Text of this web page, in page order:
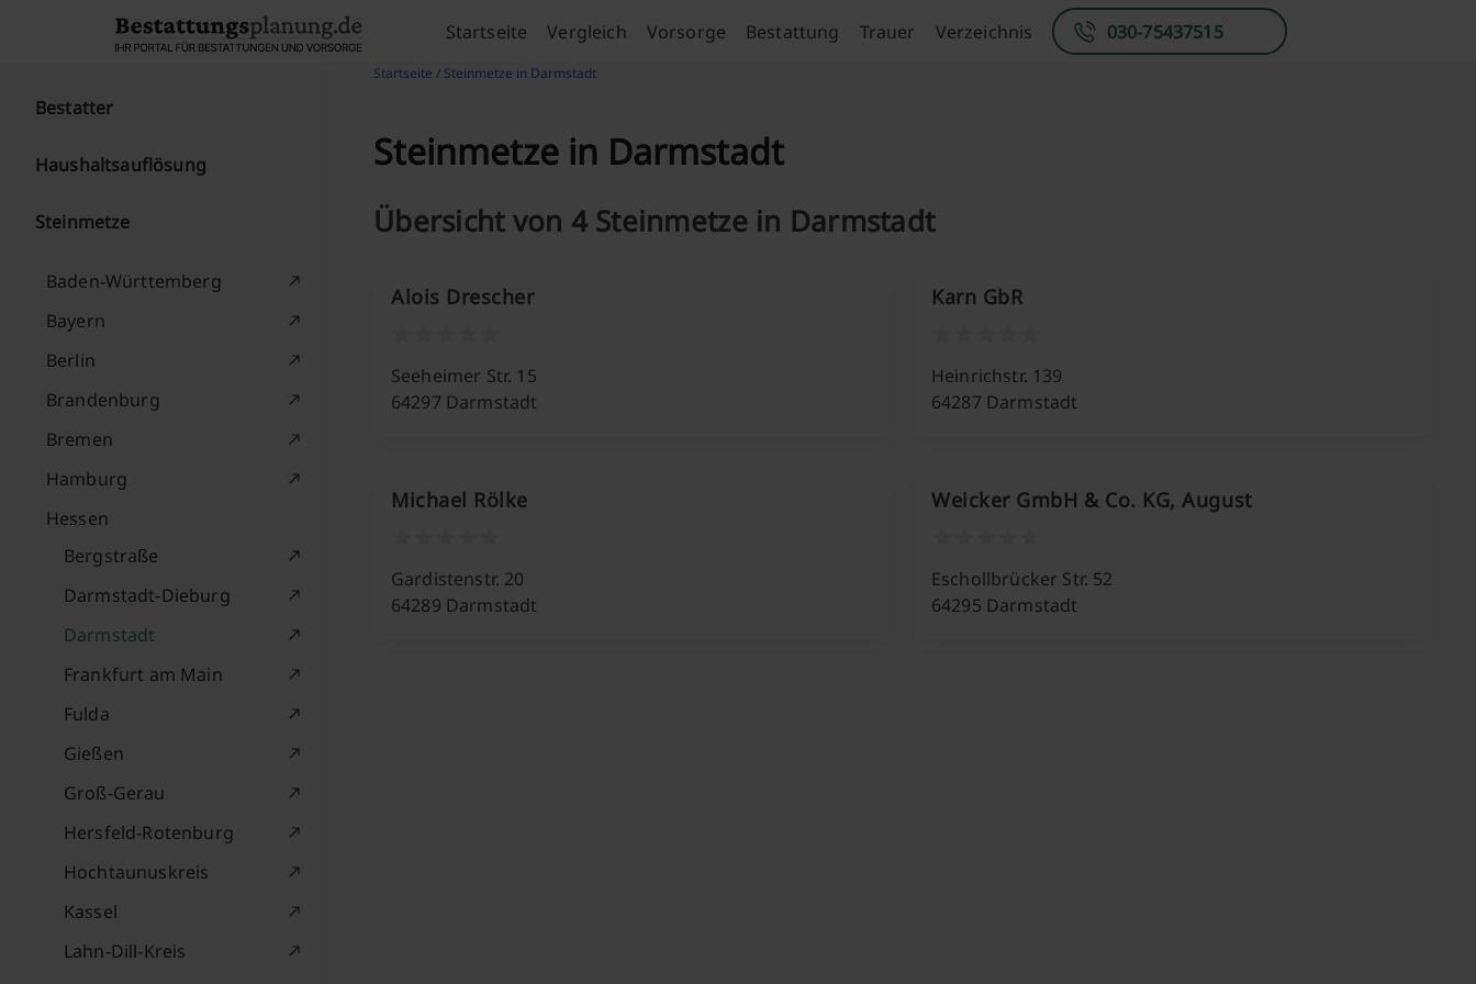
Startseite Vergleich Vorsorge Bestattung Trauer Verzeichnis 030-75437515
Bestatter
Haushaltsauflösung
Steinmetze
Baden-Württemberg
Bayern
Berlin
Brandenburg
Bremen
Hamburg
Hessen
Bergstraße
Darmstadt-Dieburg
Darmstadt
Frankfurt am Main
Fulda
Gießen
Groß-Gerau
Hersfeld-Rotenburg
Hochtaunuskreis
Kassel
Lahn-Dill-Kreis
Startseite / Steinmetze in Darmstadt
Steinmetze in Darmstadt
Übersicht von 4 Steinmetze in Darmstadt
Alois Drescher
Seeheimer Str. 15
64297 Darmstadt
Karn GbR
Heinrichstr. 139
64287 Darmstadt
Michael Rölke
Gardistenstr. 20
64289 Darmstadt
Weicker GmbH & Co. KG, August
Eschollbrücker Str. 52
64295 Darmstadt